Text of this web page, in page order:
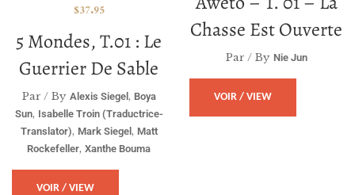
5 Mondes, T.01 : Le
Guerrier De Sable
$37.95
Par / By Alexis Siegel, Boya
Sun, Isabelle Troin (traductrice-
Translator), Mark Siegel, Matt
Rockefeller, Xanthe Bouma
VOIR / VIEW
Chasse Est Ouverte
Par / By Nie Jun
VOIR / VIEW